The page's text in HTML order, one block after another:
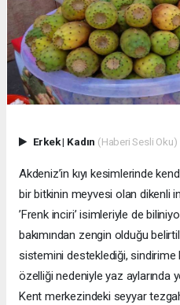
Erkek| Kadın (Haberi Sesli Oku)
Akdeniz’in kıyı kesimlerinde
bir bitkinin meyvesi olan dikenli
’Frenk inciri’ isimleriyle de
bakımından zengin olduğu
sistemini desteklediği, sindirime
özelliği nedeniyle yaz aylarında
Kent merkezindeki seyyar